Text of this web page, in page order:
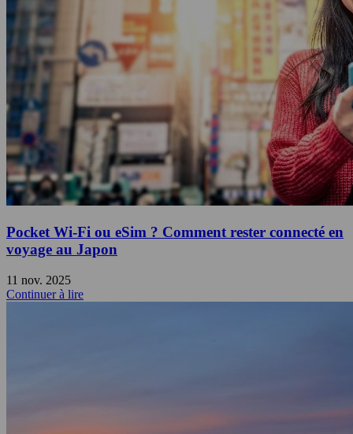
Pocket Wi-Fi ou eSim ? Comment rester connecté en
voyage au Japon
11 nov. 2025
Continuer à lire